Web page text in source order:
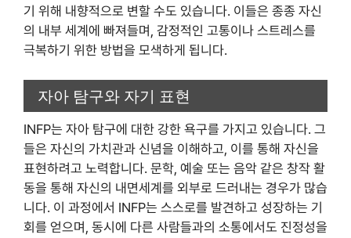
기 위해 내향적으로 변할 수도 있습니다. 이들은 종종 자신
의 내부 세계에 빠져들며, 감정적인 고통이나 스트레스를
극복하기 위한 방법을 모색하게 됩니다.
자아 탐구와 자기 표현
INFP는 자아 탐구에 대한 강한 욕구를 가지고 있습니다. 그
들은 자신의 가치관과 신념을 이해하고, 이를 통해 자신을
표현하려고 노력합니다. 문학, 예술 또는 음악 같은 창작 활
동을 통해 자신의 내면세계를 외부로 드러내는 경우가 많습
니다. 이 과정에서 INFP는 스스로를 발견하고 성장하는 기
회를 얻으며, 동시에 다른 사람들과의 소통에서도 진정성을